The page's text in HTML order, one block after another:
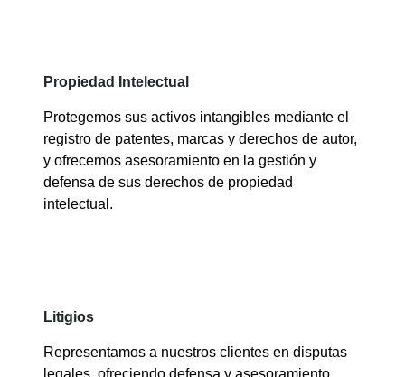
Propiedad Intelectual
Protegemos sus activos intangibles mediante el
registro de patentes, marcas y derechos de autor,
y ofrecemos asesoramiento en la gestión y
defensa de sus derechos de propiedad
intelectual.
Litigios
Representamos a nuestros clientes en disputas